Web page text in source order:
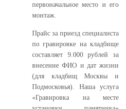
первоначальное место и его
монтаж.
Прайс за приезд специалиста
по гравировке на кладбище
составляет 9.000 рублей за
внесение ФИО и дат жизни
(для кладбищ Москвы и
Подмосковья). Наша услуга
«Гравировка на месте